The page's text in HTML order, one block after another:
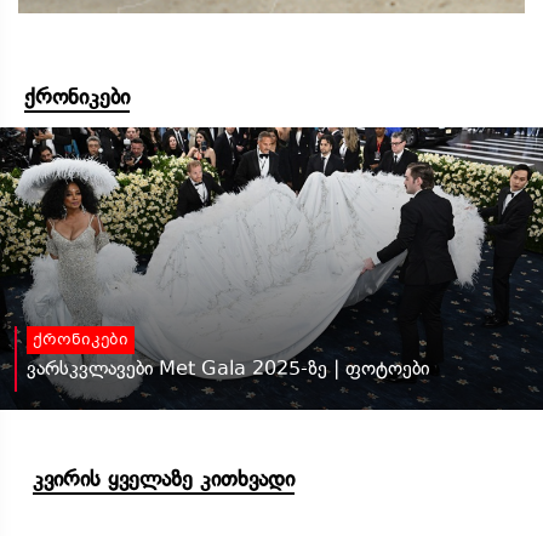
ქრონიკები
ქრონიკები
ვარსკვლავები Met Gala 2025-ზე | ფოტოები
კვირის ყველაზე კითხვადი